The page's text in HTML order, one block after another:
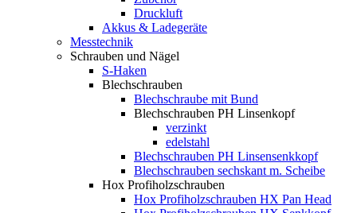
Druckluft
Akkus & Ladegeräte
Messtechnik
Schrauben und Nägel
S-Haken
Blechschrauben
Blechschraube mit Bund
Blechschrauben PH Linsenkopf
verzinkt
edelstahl
Blechschrauben PH Linsensenkkopf
Blechschrauben sechskant m. Scheibe
Hox Profiholzschrauben
Hox Profiholzschrauben HX Pan Head